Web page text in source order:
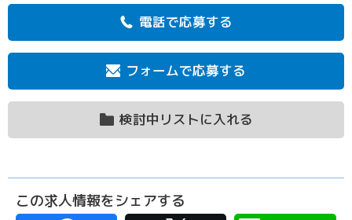
電話で応募する
フォームで応募する
検討中リストに入れる
この求人情報をシェアする